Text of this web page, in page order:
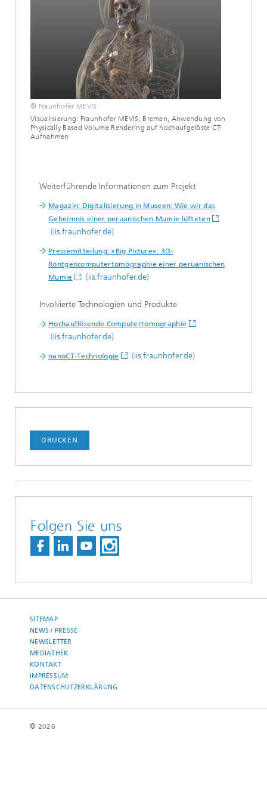
© Fraunhofer MEVIS
Visualisierung: Fraunhofer MEVIS, Bremen, Anwendung von
Physically Based Volume Rendering auf hochaufgelöste CT-
Aufnahmen
Weiterführende Informationen zum Projekt
Magazin: Digitalisierung in Museen: Wie wir das
Geheimnis einer peruanischen Mumie lüfteten
(iis.fraunhofer.de)
Pressemitteilung: »Big Picture«: 3D-
Röntgencomputertomographie einer peruanischen
Mumie
(iis.fraunhofer.de)
Involvierte Technologien und Produkte
Hochauflösende Computertomographie
(iis.fraunhofer.de)
nanoCT-Technologie (iis.fraunhofer.de)
DRUCKEN
Folgen Sie uns
SITEMAP
NEWS / PRESSE
NEWSLETTER
MEDIATHEK
KONTAKT
IMPRESSUM
DATENSCHUTZERKLÄRUNG
© 2026